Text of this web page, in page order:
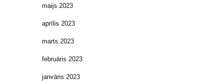
maijs 2023
aprīlis 2023
marts 2023
februāris 2023
janvāris 2023